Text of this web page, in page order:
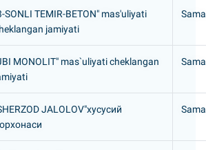
SONLI TEMIR-BETON" mas'uliyati
jamiyati
MONOLIT" mas`uliyati cheklangan
JALOLOV"хусусий